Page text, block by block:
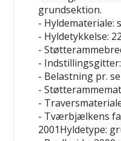
grundsektion.
- Hyldemateriale:
- Hyldetykkelse:
-
-
- Belastning pr.
-
-
- Tværbjælkens
2001Hyldetype: